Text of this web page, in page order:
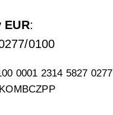
:
0100
0001 2314 5827 0277